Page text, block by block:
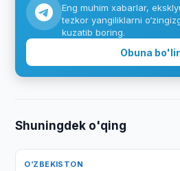
Eng muhim xabarlar,
tezkor yangiliklarni
kuzatib boring.
Obuna
Shuningdek o'qing
O‘ZBEKISTON